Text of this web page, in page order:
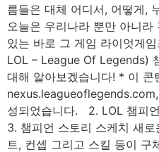
름들은 대체 어디서, 어떻게,
오늘은 우리나라 뿐만 아니
있는 바로 그 게임 라이엇게
LOL – League Of Legends)
대해 알아보겠습니다! * 이 콘
성되었습니다. 2. LOL 챔피
3. 챔피언 스토리 스케치 새
트, 컨셉 그리고 스킬 등이 구